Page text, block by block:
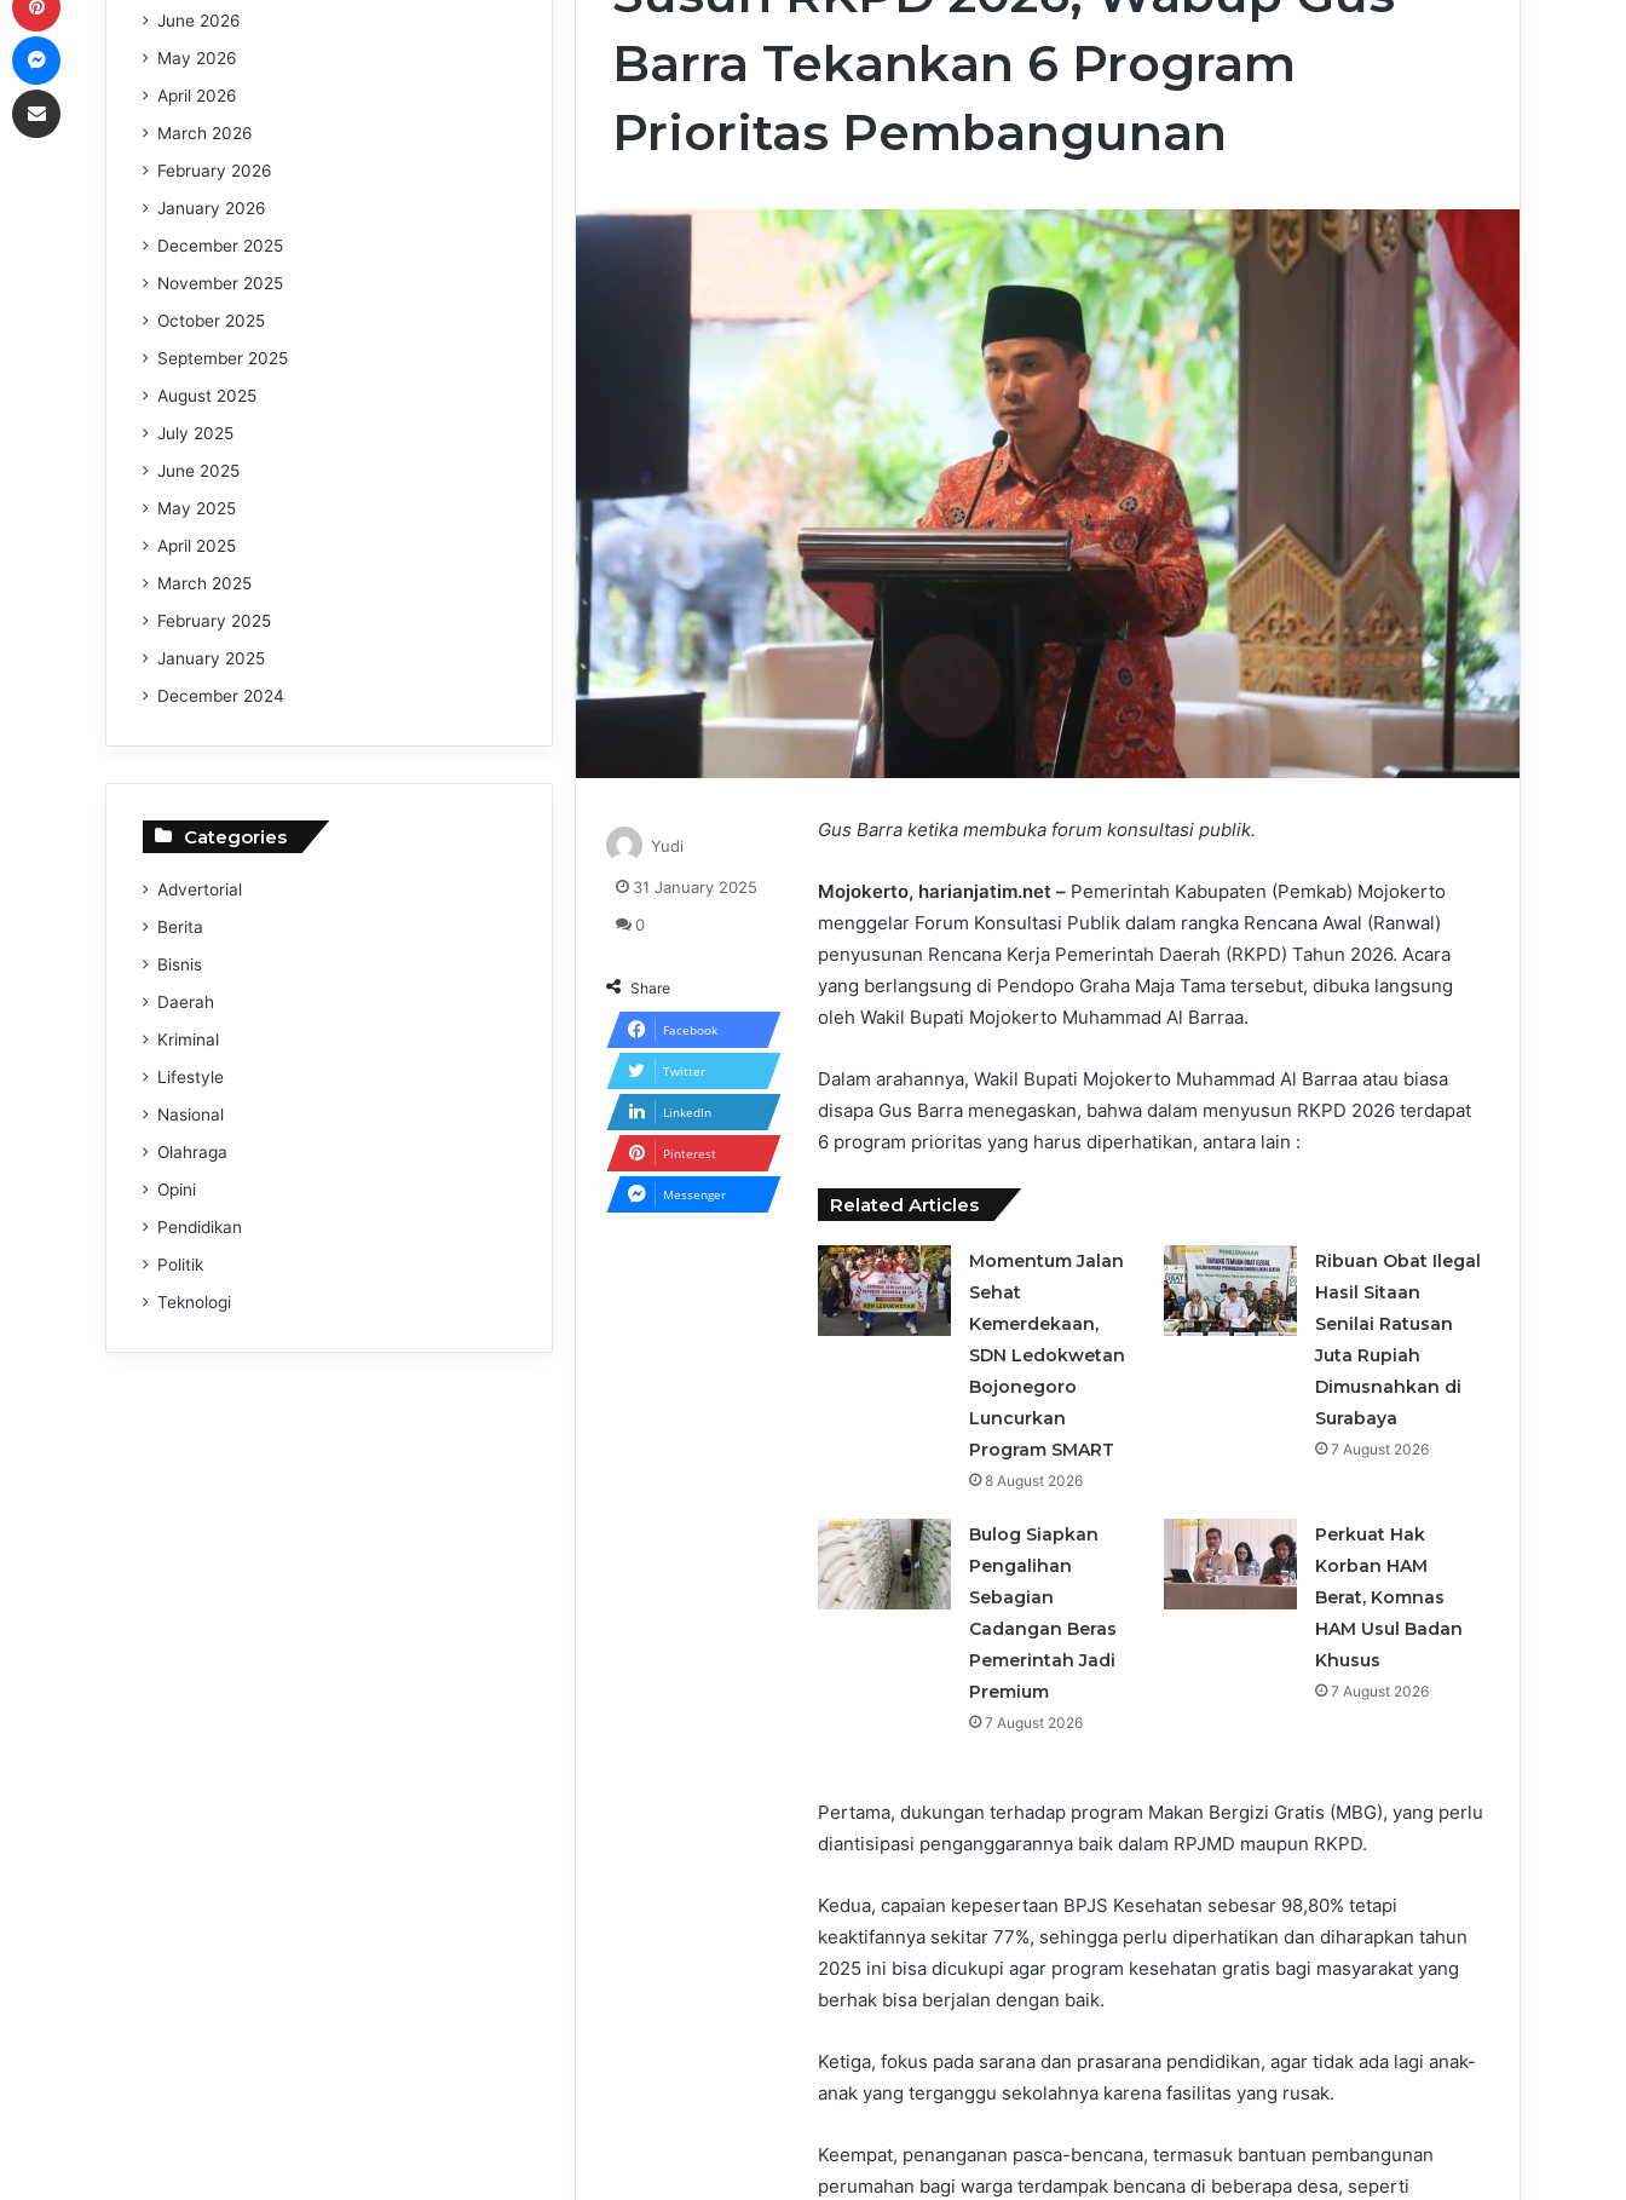
Barra Tekankan 6 Program
Prioritas Pembangunan
Gus Barra ketika membuka forum konsultasi publik.
Mojokerto, harianjatim.net – Pemerintah Kabupaten (Pemkab) Mojokerto
menggelar Forum Konsultasi Publik dalam rangka Rencana Awal (Ranwal)
penyusunan Rencana Kerja Pemerintah Daerah (RKPD) Tahun 2026. Acara
yang berlangsung di Pendopo Graha Maja Tama tersebut, dibuka langsung
oleh Wakil Bupati Mojokerto Muhammad Al Barraa.
Dalam arahannya, Wakil Bupati Mojokerto Muhammad Al Barraa atau biasa
disapa Gus Barra menegaskan, bahwa dalam menyusun RKPD 2026 terdapat
6 program prioritas yang harus diperhatikan, antara lain :
Related Articles
Momentum Jalan
Sehat
Kemerdekaan,
SDN Ledokwetan
Bojonegoro
Luncurkan
Program SMART
8 August 2026
Ribuan Obat Ilegal
Hasil Sitaan
Senilai Ratusan
Juta Rupiah
Dimusnahkan di
Surabaya
7 August 2026
Bulog Siapkan
Pengalihan
Sebagian
Cadangan Beras
Pemerintah Jadi
Premium
7 August 2026
Perkuat Hak
Korban HAM
Berat, Komnas
HAM Usul Badan
Khusus
7 August 2026
Pertama, dukungan terhadap program Makan Bergizi Gratis (MBG), yang perlu
diantisipasi penganggarannya baik dalam RPJMD maupun RKPD.
Kedua, capaian kepesertaan BPJS Kesehatan sebesar 98,80% tetapi
keaktifannya sekitar 77%, sehingga perlu diperhatikan dan diharapkan tahun
2025 ini bisa dicukupi agar program kesehatan gratis bagi masyarakat yang
berhak bisa berjalan dengan baik.
Ketiga, fokus pada sarana dan prasarana pendidikan, agar tidak ada lagi anak-
anak yang terganggu sekolahnya karena fasilitas yang rusak.
Keempat, penanganan pasca-bencana, termasuk bantuan pembangunan
perumahan bagi warga terdampak bencana di beberapa desa, seperti
Yudi
31 January 2025
0
Share
Facebook
Twitter
LinkedIn
Pinterest
Messenger
June 2026
May 2026
April 2026
March 2026
February 2026
January 2026
December 2025
November 2025
October 2025
September 2025
August 2025
July 2025
June 2025
May 2025
April 2025
March 2025
February 2025
January 2025
December 2024
Categories
Advertorial
Berita
Bisnis
Daerah
Kriminal
Lifestyle
Nasional
Olahraga
Opini
Pendidikan
Politik
Teknologi